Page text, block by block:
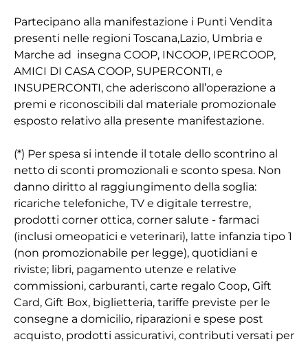
Partecipano alla manifestazione i Punti Vendita
presenti nelle regioni Toscana,Lazio, Umbria e
Marche ad insegna COOP, INCOOP, IPERCOOP,
AMICI DI CASA COOP, SUPERCONTI, e
INSUPERCONTI, che aderiscono all’operazione a
premi e riconoscibili dal materiale promozionale
esposto relativo alla presente manifestazione.
(*) Per spesa si intende il totale dello scontrino al
netto di sconti promozionali e sconto spesa. Non
danno diritto al raggiungimento della soglia:
ricariche telefoniche, TV e digitale terrestre,
prodotti corner ottica, corner salute - farmaci
(inclusi omeopatici e veterinari), latte infanzia tipo 1
(non promozionabile per legge), quotidiani e
riviste; libri, pagamento utenze e relative
commissioni, carburanti, carte regalo Coop, Gift
Card, Gift Box, biglietteria, tariffe previste per le
consegne a domicilio, riparazioni e spese post
acquisto, prodotti assicurativi, contributi versati per